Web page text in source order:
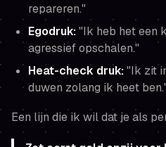
repareren."
Egodruk:"Ik heb het een
agressief opschalen."
Heat-check druk:"Ik zit
duwen zolang ik heet
Een lijn die ik wil dat je als